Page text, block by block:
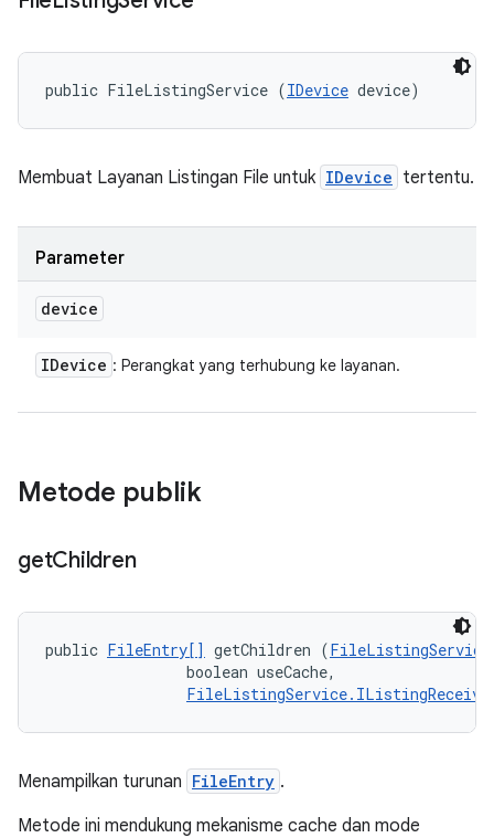
public FileListingService (IDevice device)
Membuat Layanan Listingan File untuk IDevice tertentu.
Parameter
device
IDevice : Perangkat yang terhubung ke layanan.
Metode publik
getChildren
public FileEntry[] getChildren (
                boolean useCache,
Menampilkan turunan FileEntry .
Metode ini mendukung mekanisme cache dan mode